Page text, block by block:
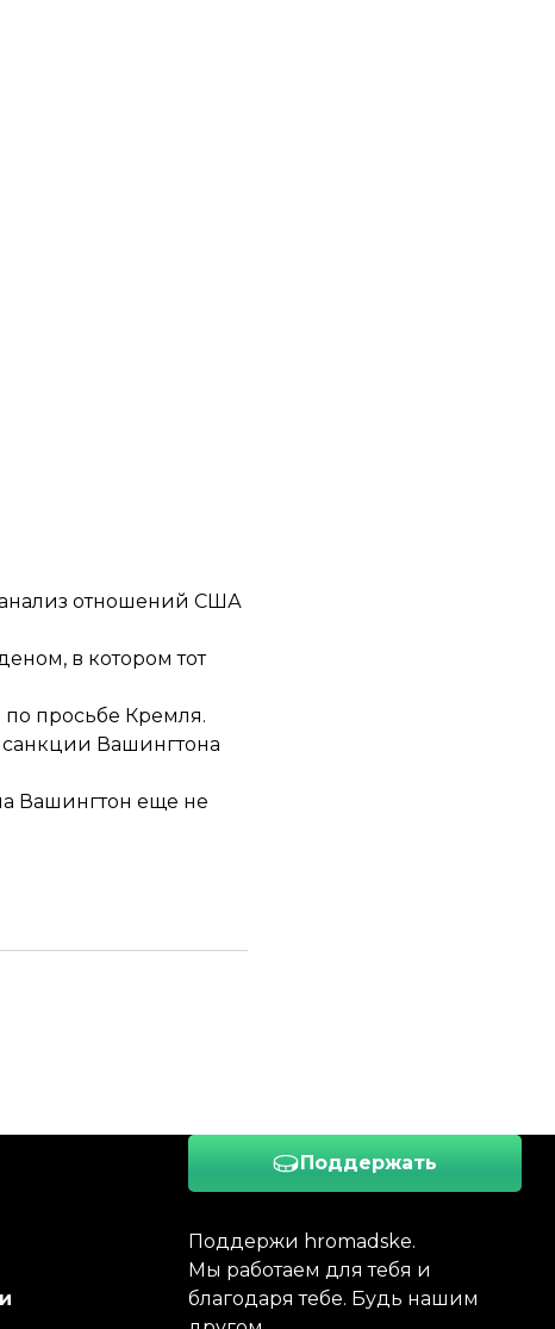
отношений США
в котором тот
просьбе Кремля.
санкции Вашингтона
Вашингтон еще не
Поддержать
Поддержи hromadske.
Мы работаем для тебя и
благодаря тебе. Будь нашим